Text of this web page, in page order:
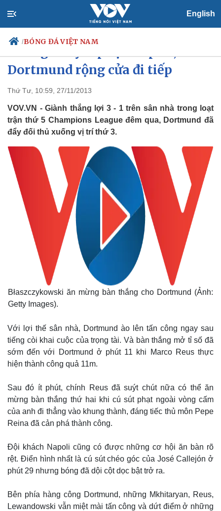
English
/BÓNG ĐÁ VIỆT NAM
Chính trị
Đảng
Tổ chức nhân sự
Quốc hội
Nhận diện sự thật
Tin 24h
Dự báo thời tiết
Việc làm
Biển đảo
Dortmund rộng cửa đi tiếp
Thứ Tư, 10:59, 27/11/2013
VOV.VN - Giành thắng lợi 3 - 1 trên sân nhà trong loạt
trận thứ 5 Champions League đêm qua, Dortmund đã
đẩy đối thủ xuống vị trí thứ 3.
Błaszczykowski ăn mừng bàn thắng cho Dortmund (Ảnh:
Getty Images).
Với lợi thế sân nhà, Dortmund ào lên tấn công ngay sau
tiếng còi khai cuộc của trọng tài. Và bàn thắng mở tỉ số đã
sớm đến với Dortmund ở phút 11 khi Marco Reus thực
hiện thành công quả 11m.
Sau đó ít phút, chính Reus đã suýt chút nữa có thể ăn
mừng bàn thắng thứ hai khi cú sút phạt ngoài vòng cấm
của anh đi thẳng vào khung thành, đáng tiếc thủ môn Pepe
Reina đã cản phá thành công.
Đội khách Napoli cũng có được những cơ hội ăn bàn rõ
rệt. Điển hình nhất là cú sút chéo góc của José Callejón ở
phút 29 nhưng bóng đã dội cột dọc bật trở ra.
Bên phía hàng công Dortmund, những Mkhitaryan, Reus,
Lewandowski vẫn miệt mài tấn công và dứt điểm ở những